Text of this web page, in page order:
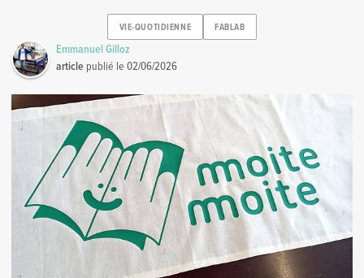
VIE-QUOTIDIENNE FABLAB
Emmanuel Gilloz
article publié le02/06/2026